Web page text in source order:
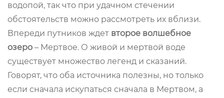
водопой, так что при удачном стечении
обстоятельств можно рассмотреть их вблизи.
Впереди путников ждет второе волшебное
озеро – Мертвое. О живой и мертвой воде
существует множество легенд и сказаний.
Говорят, что оба источника полезны, но только
если сначала искупаться сначала в Мертвом, а